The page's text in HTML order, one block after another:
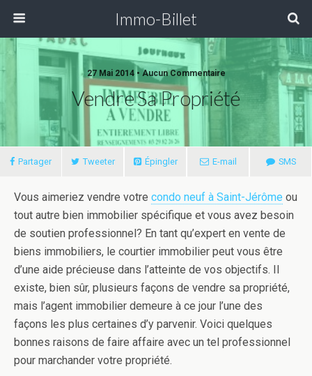
Immo-Billet
27 Mai 2014 • Aucun Commentaire
Vendre Sa Propriété
Partager Tweeter Épingler E-mail SMS
Vous aimeriez vendre votre condo neuf à Saint-Jérôme ou
tout autre bien immobilier spécifique et vous avez besoin
de soutien professionnel? En tant qu’expert en vente de
biens immobiliers, le courtier immobilier peut vous être
d’une aide précieuse dans l’atteinte de vos objectifs. Il
existe, bien sûr, plusieurs façons de vendre sa propriété,
mais l’agent immobilier demeure à ce jour l’une des
façons les plus certaines d’y parvenir. Voici quelques
bonnes raisons de faire affaire avec un tel professionnel
pour marchander votre propriété.